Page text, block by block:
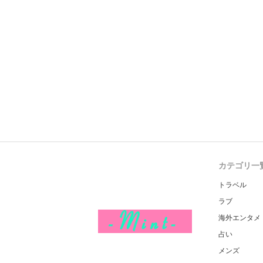
カテゴリ一
トラベル
ラブ
海外エンタメ
占い
メンズ